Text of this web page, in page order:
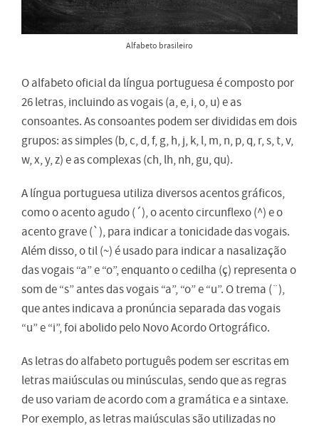
Alfabeto brasileiro
O alfabeto oficial da língua portuguesa é composto por
26 letras, incluindo as vogais (a, e, i, o, u) e as
consoantes. As consoantes podem ser divididas em dois
grupos: as simples (b, c, d, f, g, h, j, k, l, m, n, p, q, r, s, t, v,
w, x, y, z) e as complexas (ch, lh, nh, gu, qu).
A língua portuguesa utiliza diversos acentos gráficos,
como o acento agudo (´), o acento circunflexo (^) e o
acento grave (`), para indicar a tonicidade das vogais.
Além disso, o til (~) é usado para indicar a nasalização
das vogais “a” e “o”, enquanto o cedilha (ç) representa o
som de “s” antes das vogais “a”, “o” e “u”. O trema (¨),
que antes indicava a pronúncia separada das vogais
“u” e “i”, foi abolido pelo Novo Acordo Ortográfico.
As letras do alfabeto português podem ser escritas em
letras maiúsculas ou minúsculas, sendo que as regras
de uso variam de acordo com a gramática e a sintaxe.
Por exemplo, as letras maiúsculas são utilizadas no